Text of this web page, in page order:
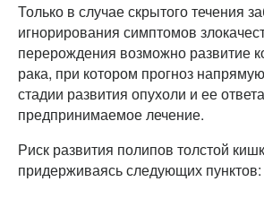
Только в случае скрытого течения
игнорирования симптомов
перерождения возможно развитие
рака, при котором прогноз
стадии развития опухоли и ее
предпринимаемое лечение.
Риск развития полипов толстой
придерживаясь следующих пунктов: